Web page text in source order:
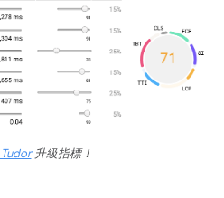
升級指標！